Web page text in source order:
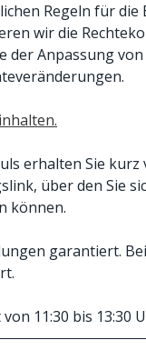
Regeln für
wir die
der Anpassung
erhalten Sie kurz
über den Sie
können.
garantiert.
11:30 bis 13:30